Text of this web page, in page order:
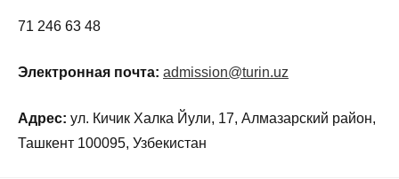
71 246 63 48
Электронная почта: admission@turin.uz
Адрес: ул. Кичик Халка Йули, 17, Алмазарский район,
Ташкент 100095, Узбекистан